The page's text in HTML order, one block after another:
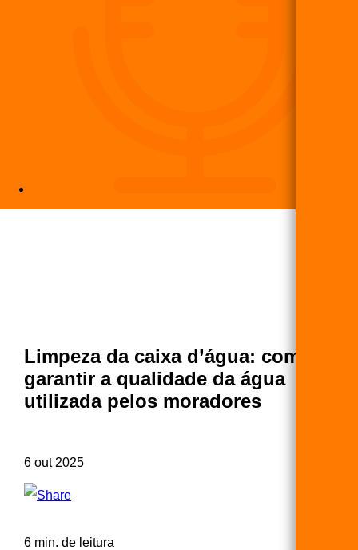
Limpeza da caixa d’água: como
garantir a qualidade da água
utilizada pelos moradores
6 out 2025
6 min. de leitura